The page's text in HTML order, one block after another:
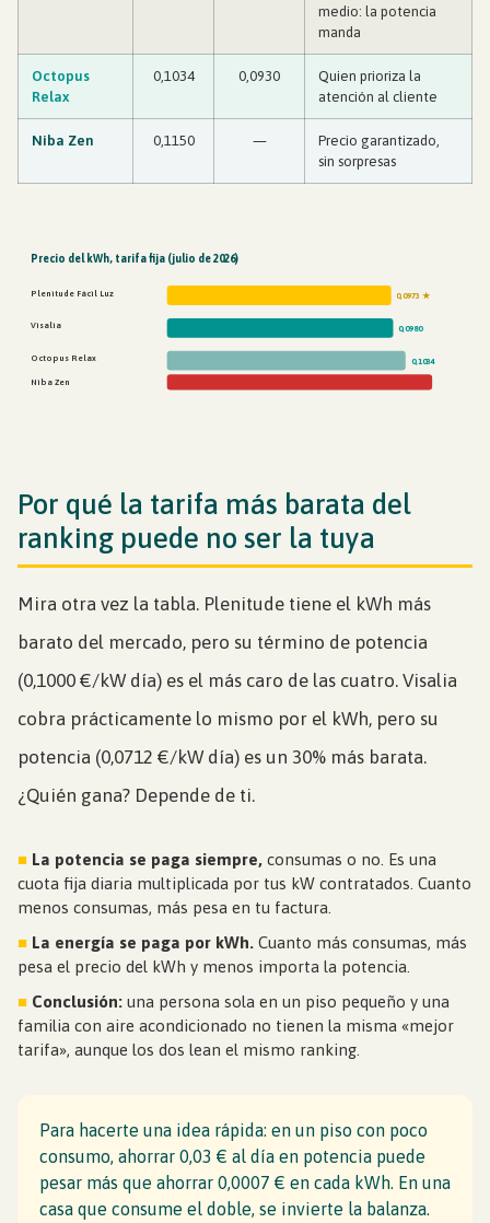
medio: la potencia
manda
Octopus
Relax
0,1034 0,0930
Quien prioriza la
atención al cliente
Niba Zen 0,1150 —
Precio garantizado,
sin sorpresas
Precio del kWh, tarifa fija (julio de 2026)
Plenitude Fácil Luz 0,0973 ★
Visalia 0,0980
Octopus Relax 0,1034
Niba Zen
Por qué la tarifa más barata del
ranking puede no ser la tuya
Mira otra vez la tabla. Plenitude tiene el kWh más
barato del mercado, pero su término de potencia
(0,1000 €/kW día) es el más caro de las cuatro. Visalia
cobra prácticamente lo mismo por el kWh, pero su
potencia (0,0712 €/kW día) es un 30% más barata.
¿Quién gana? Depende de ti.
■ La potencia se paga siempre, consumas o no. Es una
cuota fija diaria multiplicada por tus kW contratados. Cuanto
menos consumas, más pesa en tu factura.
■ La energía se paga por kWh. Cuanto más consumas, más
pesa el precio del kWh y menos importa la potencia.
■ Conclusión: una persona sola en un piso pequeño y una
familia con aire acondicionado no tienen la misma «mejor
tarifa», aunque los dos lean el mismo ranking.
Para hacerte una idea rápida: en un piso con poco
consumo, ahorrar 0,03 € al día en potencia puede
pesar más que ahorrar 0,0007 € en cada kWh. En una
casa que consume el doble, se invierte la balanza.